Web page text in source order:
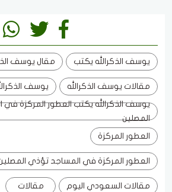
يوسف الذكرالله يكتب مقال يوسف
مقالات يوسف الذكرالله
يوسف
يوسف الذكرالله يكتب العطور المركزة
المصلين
العطور المركزة
العطور المركزة في المساجد تؤذي
مقالات السعودي اليوم مقالات